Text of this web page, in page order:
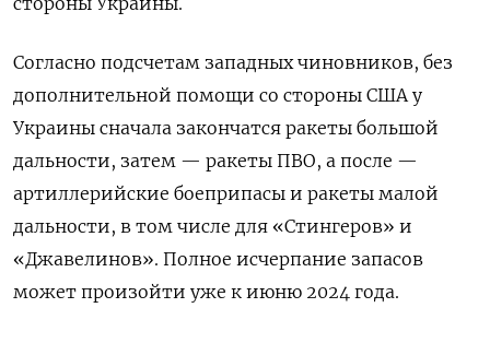
Согласно подсчетам западных чиновников, без
дополнительной помощи со стороны США у
Украины сначала закончатся ракеты большой
дальности, затем — ракеты ПВО, а после —
артиллерийские боеприпасы и ракеты малой
дальности, в том числе для «Стингеров» и
«Джавелинов». Полное исчерпание запасов
может произойти уже к июню 2024 года.